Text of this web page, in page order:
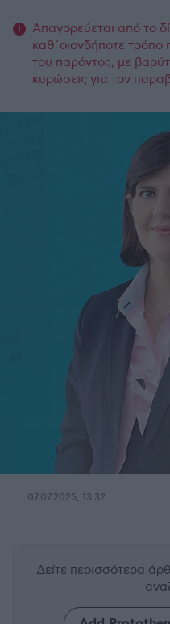
Απαγορεύεται από το
καθ΄οιονδήποτε τρόπο
του παρόντος, με
κυρώσεις για τον
07.07.2025, 13:32
Δείτε περισσότερα